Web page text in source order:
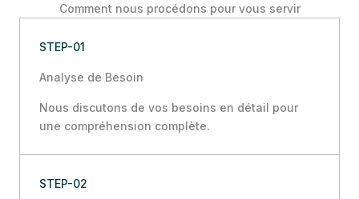
Comment nous procédons pour vous servir
STEP-01
Analyse de Besoin
Nous discutons de vos besoins en détail pour
une compréhension complète.
STEP-02